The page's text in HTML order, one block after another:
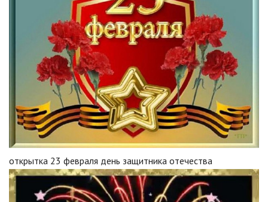
открытка 23 февраля день защитника отечества